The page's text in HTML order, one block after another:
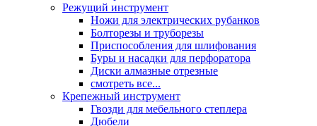
Режущий инструмент
Ножи для электрических рубанков
Болторезы и труборезы
Приспособления для шлифования
Буры и насадки для перфоратора
Диски алмазные отрезные
смотреть все...
Крепежный инструмент
Гвозди для мебельного степлера
Дюбели